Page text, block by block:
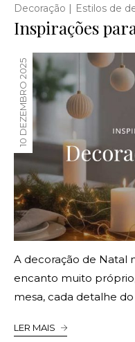
Decoração | Estilos de
Inspirações
10 DEZEMBRO 2025
A decoração de Natal
encanto muito
mesa, cada detalhe
LER MAIS